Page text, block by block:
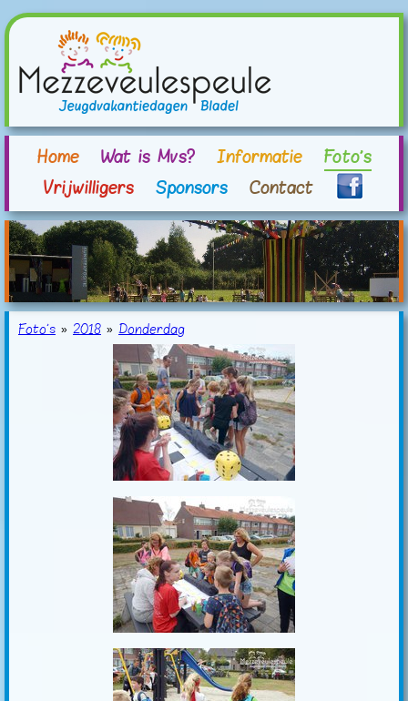
Home Wat is Mvs? Informatie
Foto's
Vrijwilligers
Sponsors Contact
Foto's » 2018 » Donderdag